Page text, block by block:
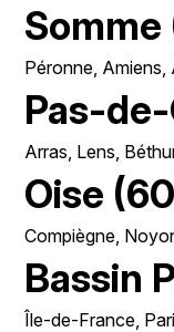
Somme
Péronne, Amiens,
Pas-
Arras, Lens,
Oise
Compiègne,
Bassin
Île-de-France,